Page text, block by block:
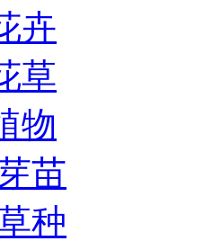
卉
草
物
苗
种